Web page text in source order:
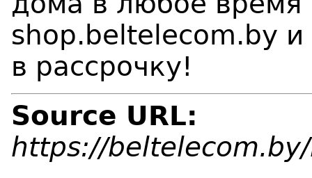
shop.beltelecom.by
в рассрочку!
Source URL:
https://